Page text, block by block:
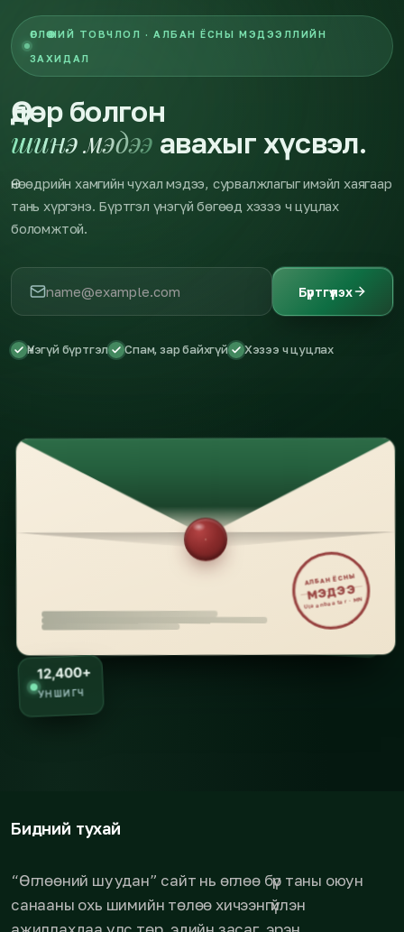
ӨГЛӨӨНИЙ ТОВЧЛОЛ · АЛБАН ЁСНЫ МЭДЭЭЛЛИЙН
ЗАХИДАЛ
Өдөр болгон
шинэ мэдээ авахыг хүсвэл.
Өнөөдрийн хамгийн чухал мэдээ, сурвалжлагыг имэйл хаягаар
тань хүргэнэ. Бүртгэл үнэгүй бөгөөд хэзээ ч цуцлах
боломжтой.
Бүртгүүлэх
Үнэгүй бүртгэл Спам, зар байхгүй Хэзээ ч цуцлах
АЛБАН ЁСНЫ
МЭДЭЭ
Ulaanbaatar · MN
12,400+
УНШИГЧ
Бидний тухай
“Өглөөний шуудан” сайт нь өглөө бүр таны оюун
санааны охь шимийн төлөө хичээнгүйлэн